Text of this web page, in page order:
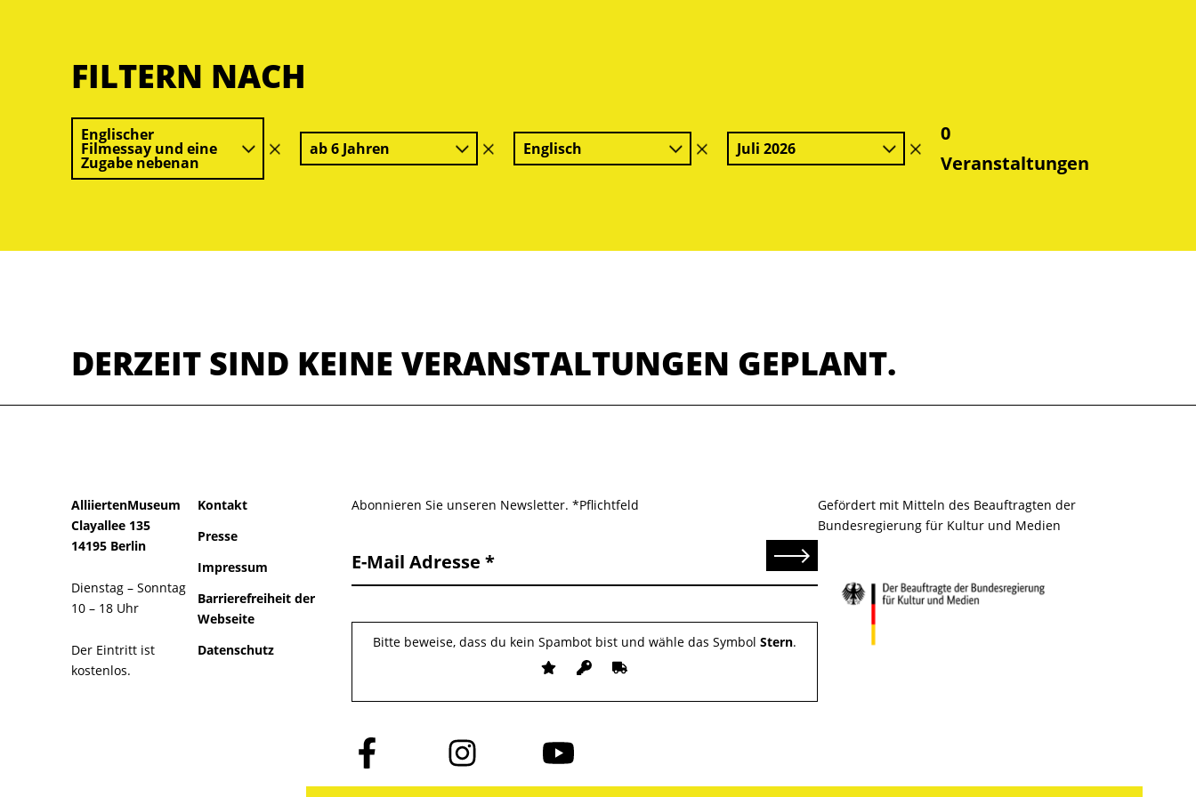
FILTERN NACH
Englischer
Filmessay und eine
Zugabe nebenan
Filter
löschen
ab 6 Jahren
Filter
löschen
Englisch
Filter
löschen
Juli 2026
Filter
löschen
0
Veranstaltungen
DERZEIT SIND KEINE VERANSTALTUNGEN GEPLANT.
AlliiertenMuseum
Clayallee 135
14195 Berlin
Dienstag – Sonntag
10 – 18 Uhr
Der Eintritt ist
kostenlos.
Kontakt
Presse
Impressum
Barrierefreiheit der
Webseite
Datenschutz
Abonnieren Sie unseren Newsletter. *Pflichtfeld
E-Mail Adresse Senden
Bitte beweise, dass du kein Spambot bist und wähle das Symbol Stern.
Folge
uns
auf
Folge
uns
auf
Folge
uns
auf
Gefördert mit Mitteln des Beauftragten der
Bundesregierung für Kultur und Medien